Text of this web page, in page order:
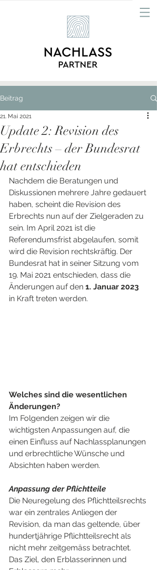
Beitrag
Update 2: Revision des
Erbrechts – der Bundesrat
hat entschieden
21. Mai 2021
Nachdem die Beratungen und
Diskussionen mehrere Jahre gedauert
haben, scheint die Revision des
Erbrechts nun auf der Zielgeraden zu
sein. Im April 2021 ist die
Referendumsfrist abgelaufen, somit
wird die Revision rechtskräftig. Der
Bundesrat hat in seiner Sitzung vom
19. Mai 2021 entschieden, dass die
Änderungen auf den 1. Januar 2023
in Kraft treten werden.
Welches sind die wesentlichen
Änderungen?
Im Folgenden zeigen wir die
wichtigsten Anpassungen auf, die
einen Einfluss auf Nachlassplanungen
und erbrechtliche Wünsche und
Absichten haben werden.
Anpassung der Pflichtteile
Die Neuregelung des Pflichtteilsrechts
war ein zentrales Anliegen der
Revision, da man das geltende, über
hundertjährige Pflichtteilsrecht als
nicht mehr zeitgemäss betrachtet.
Das Ziel, den Erblasserinnen und